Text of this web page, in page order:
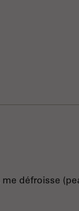
défroisse